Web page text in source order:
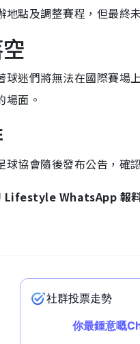
地點及調整賽程，但最終
球迷們將無法在國際賽
場面。
球協會隨後發布公告，確
Lifestyle WhatsApp 報